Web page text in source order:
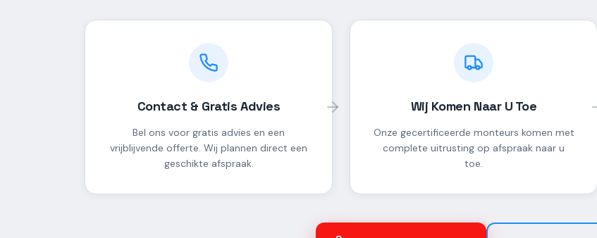
Contact & Gratis Advies
Bel ons voor gratis advies en een
vrijblijvende offerte. Wij plannen direct een
geschikte afspraak.
Wij Komen Naar U Toe
Onze gecertificeerde monteurs komen met
complete uitrusting op afspraak naar u
toe.